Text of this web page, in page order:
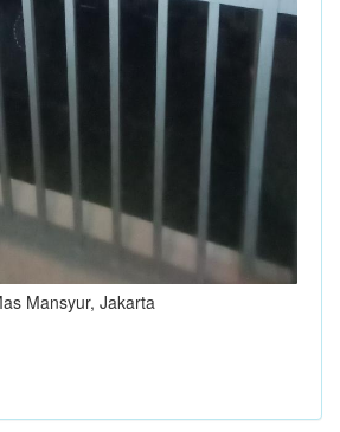
Mansyur, Jakarta